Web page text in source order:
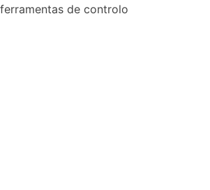
ferramentas de controlo